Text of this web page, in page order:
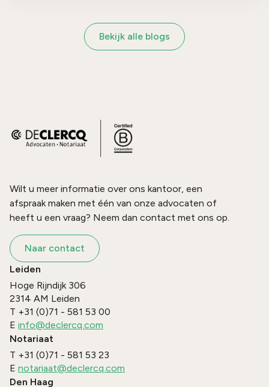
én technische zekerheid biedt op het moment dat
het echt nodig is.
Bekijk alle blogs
Wilt u meer informatie over ons kantoor, een
afspraak maken met één van onze advocaten of
heeft u een vraag? Neem dan contact met ons op.
Naar contact
Leiden
Hoge Rijndijk 306
2314 AM Leiden
T +31 (0)71 - 581 53 00
E info@declercq.com
Notariaat
T +31 (0)71 - 581 53 23
E notariaat@declercq.com
Den Haag